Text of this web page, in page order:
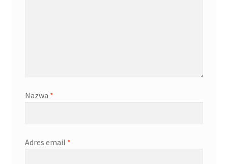
Nazwa *
Adres email *